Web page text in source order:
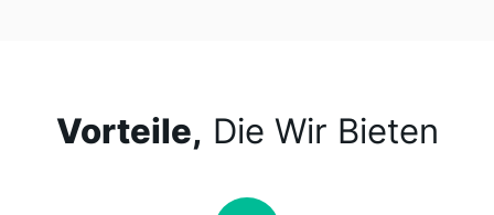
Vorteile, Die Wir Bieten